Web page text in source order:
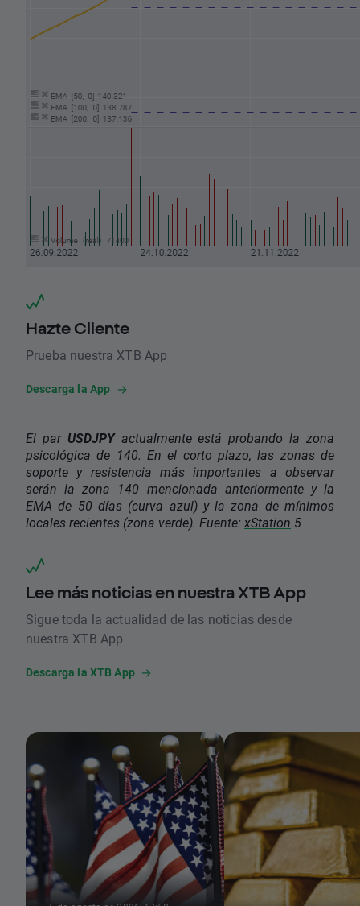
Hazte Cliente
Prueba nuestra XTB App
Descarga la App
El par USDJPY actualmente está probando la zona
psicológica de 140. En el corto plazo, las zonas de
soporte y resistencia más importantes a observar
serán la zona 140 mencionada anteriormente y la
EMA de 50 días (curva azul) y la zona de mínimos
locales recientes (zona verde). Fuente: xStation 5
Lee más noticias en nuestra XTB App
Sigue toda la actualidad de las noticias desde
nuestra XTB App
Descarga la XTB App